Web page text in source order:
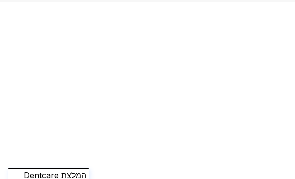
המלצת Dentcare